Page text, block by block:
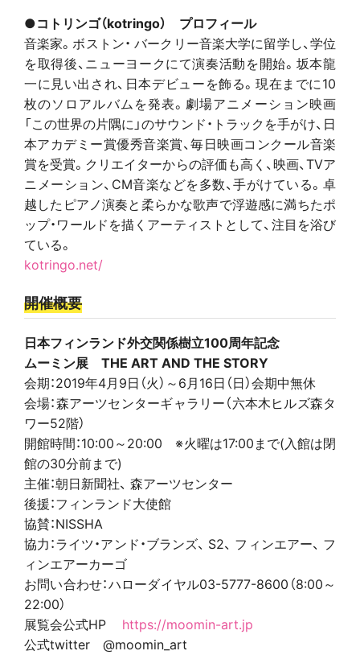
●コトリンゴ（kotringo） プロフィール
音楽家。ボストン・ バークリー音楽大学に留学し、学位
を取得後、ニューヨークにて演奏活動を開始。坂本龍
一に見い出され、日本デビューを飾る。現在までに10
枚のソロアルバムを発表。劇場アニメーション映画
「この世界の片隅に」のサウンド・トラックを手がけ、日
本アカデミー賞優秀音楽賞、毎日映画コンクール音楽
賞を受賞。クリエイターからの評価も高く、映画、TVア
ニメーション、CM音楽などを多数、手がけている。卓
越したピアノ演奏と柔らかな歌声で浮遊感に満ちたポ
ップ・ワールドを描くアーティストとして、注目を浴び
ている。
kotringo.net/
開催概要
日本フィンランド外交関係樹立100周年記念
ムーミン展 THE ART AND THE STORY
会期：2019年4月9日（火）～6月16日（日）会期中無休
会場：森アーツセンターギャラリー（六本木ヒルズ森タ
ワー52階）
開館時間：10:00～20:00 ※火曜は17:00まで(入館は閉
館の30分前まで)
主催：朝日新聞社、 森アーツセンター
後援：フィンランド大使館
協賛：NISSHA
協力：ライツ・アンド・ブランズ、 S2、 フィンエアー、 フ
ィンエアーカーゴ
お問い合わせ：ハローダイヤル03-5777-8600（8:00～
22:00）
展覧会公式HP https://moomin-art.jp
公式twitter @moomin_art